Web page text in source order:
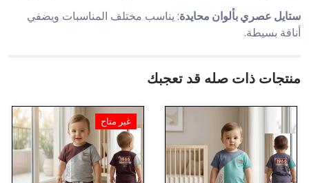
ستايل عصري بألوان محايدة: يناسب مختلف المناسبات ويضفي
أناقة بسيطة.
منتجات ذات صله قد تعجبك
غير متاح